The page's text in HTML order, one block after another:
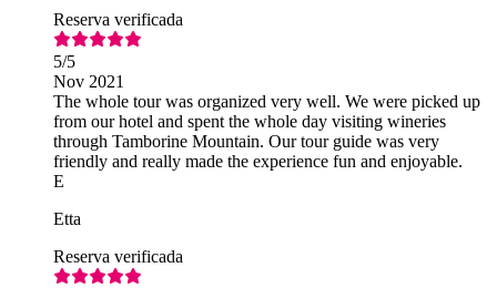
Reserva verificada
5/5
Nov 2021
The whole tour was organized very well. We were picked up
from our hotel and spent the whole day visiting wineries
through Tamborine Mountain. Our tour guide was very
friendly and really made the experience fun and enjoyable.
E
Etta
Reserva verificada